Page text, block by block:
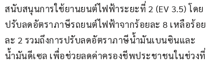
สนับสนุนการใช้ยานยนต์ไฟฟ้าระยะที่ 2 (EV 3.5) โดย
ปรับลดอัตราภาษีรถยนต์ไฟฟ้าจากร้อยละ 8 เหลือร้อย
ละ 2 รวมถึงการปรับลดอัตราภาษีน้ำมันเบนซินและ
น้ำมันดีเซล เพื่อช่วยลดค่าครองชีพประชาชนในช่วงที่